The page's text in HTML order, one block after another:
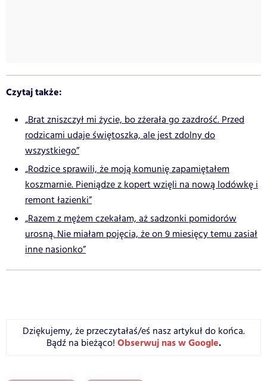
Czytaj także:
„Brat zniszczył mi życie, bo zżerała go zazdrość. Przed
rodzicami udaje świętoszka, ale jest zdolny do
wszystkiego”
„Rodzice sprawili, że moją komunię zapamiętałem
koszmarnie. Pieniądze z kopert wzięli na nową lodówkę i
remont łazienki”
„Razem z mężem czekałam, aż sadzonki pomidorów
urosną. Nie miałam pojęcia, że on 9 miesięcy temu zasiał
inne nasionko”
Dziękujemy, że przeczytałaś/eś nasz artykuł do końca.
Bądź na bieżąco! Obserwuj nas w Google.